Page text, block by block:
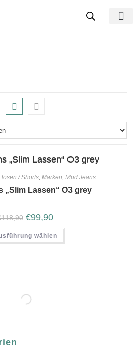
/ Shorts, Marken, Mud Jeans
„Slim Lassen“ O3 grey
118,90 €99,90
wählen